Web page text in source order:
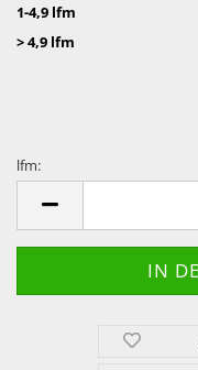
1-4,9 lfm
> 4,9 lfm
lfm: